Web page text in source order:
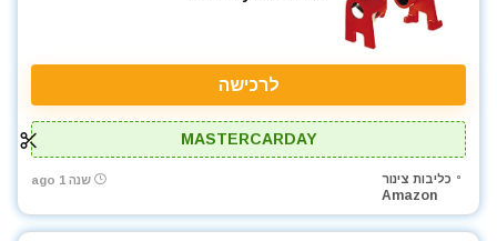
לרכישה
MASTERCARDAY
כליבות צינור
Amazon
שנה 1 ago